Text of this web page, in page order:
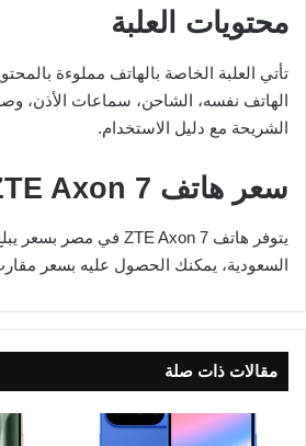
محتويات العلبة
تأتي العلبة الخاصة بالهاتف مملوءة
الشريحة مع دليل الاستخدام.
سعر هاتف ZTE Axon 7
السعودية، يمكنك الحصول عليه بسعر مقارب لـ1800
مقالات ذات صلة